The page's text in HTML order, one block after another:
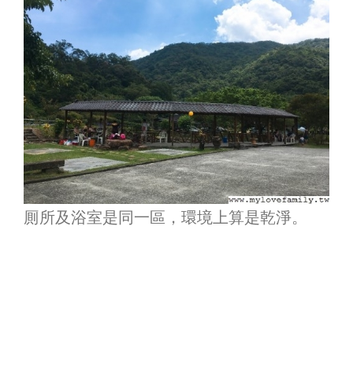
厠所及浴室是同一區，環境上算是乾淨。